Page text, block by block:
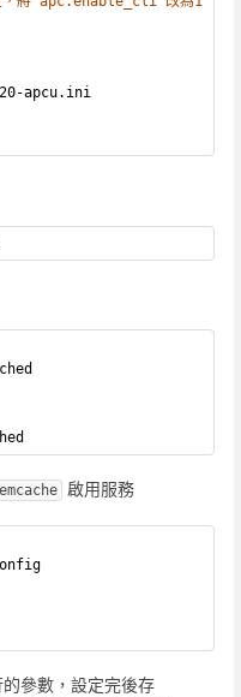
apcu.ini
啟用服務
參數，設定完後存